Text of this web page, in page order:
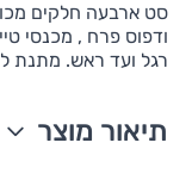
סט ארבעה חלקים
ודפוס פרח , מכנסי
רגל ועד ראש. מתנת
תיאור מוצר